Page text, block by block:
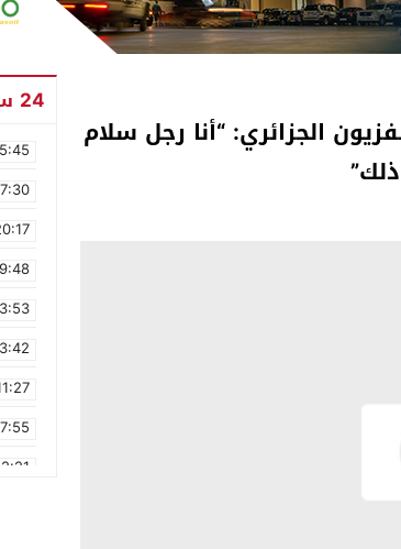
الجزائري: “أنا رجل سلام
24 ساعة